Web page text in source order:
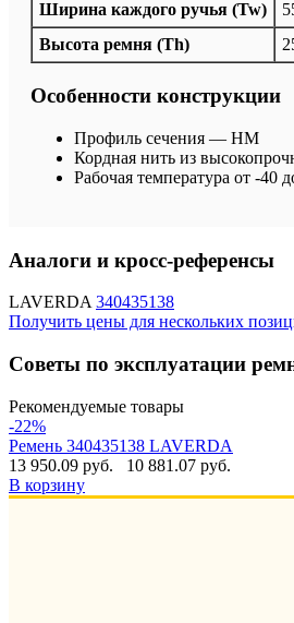
Ширина каждого ручья (Tw)
Высота ремня (Th)
Особенности конструкции
Профиль сечения — HM
Кордная нить из
Рабочая температура от -40
Аналоги и кросс-референсы
LAVERDA 340435138
Получить цены для нескольких
Советы по эксплуатации
Рекомендуемые товары
-22%
Ремень 340435138 LAVERDA
13 950.09 руб.
10 881.07 руб.
В корзину